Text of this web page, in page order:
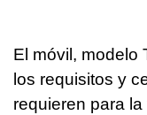
El móvil, modelo
los requisitos y
requieren para